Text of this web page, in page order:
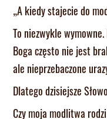
„A kiedy stajecie do
To niezwykle
Boga często nie jest
ale nieprzebaczone
Dlatego dzisiejsze
Czy moja modlitwa